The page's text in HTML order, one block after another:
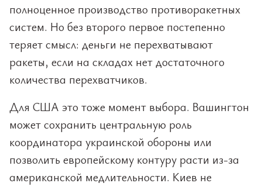
полноценное производство противоракетных
систем. Но без второго первое постепенно
теряет смысл: деньги не перехватывают
ракеты, если на складах нет достаточного
количества перехватчиков.
Для США это тоже момент выбора. Вашингтон
может сохранить центральную роль
координатора украинской обороны или
позволить европейскому контуру расти из-за
американской медлительности. Киев не